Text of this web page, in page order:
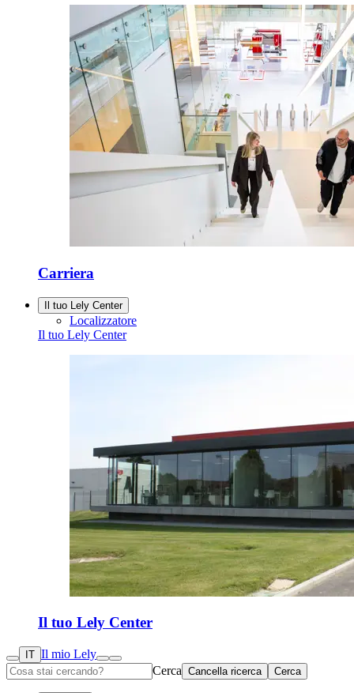
Carriera
Il tuo Lely Center
Localizzatore
Il tuo Lely Center
Il tuo Lely Center
IT Il mio Lely
Cerca Cancella ricerca Cerca